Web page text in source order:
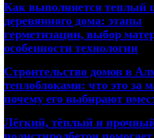
Как выполняется теплый
деревянного дома: этапы
герметизации, выбор
особенности технологии
Строительство домов в
теплоблоками: что это за
почему его выбирают
Лёгкий, тёплый и